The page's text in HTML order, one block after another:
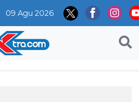
09 Agu 2026